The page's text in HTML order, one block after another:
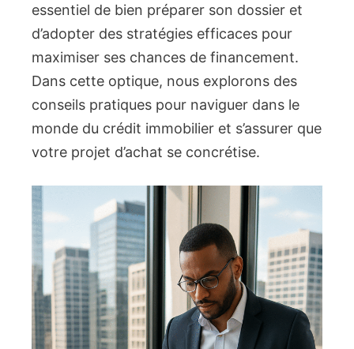
essentiel de bien préparer son dossier et
d’adopter des stratégies efficaces pour
maximiser ses chances de financement.
Dans cette optique, nous explorons des
conseils pratiques pour naviguer dans le
monde du crédit immobilier et s’assurer que
votre projet d’achat se concrétise.